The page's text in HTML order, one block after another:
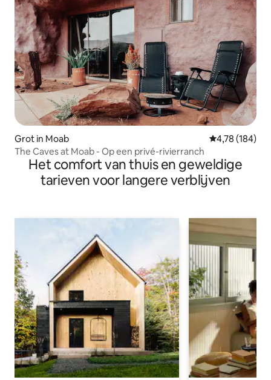
Grot in Moab Gemiddelde
4,78 (184)
The Caves at Moab - Op een privé-rivierranch
Het comfort van thuis en geweldige
tarieven voor langere verblijven